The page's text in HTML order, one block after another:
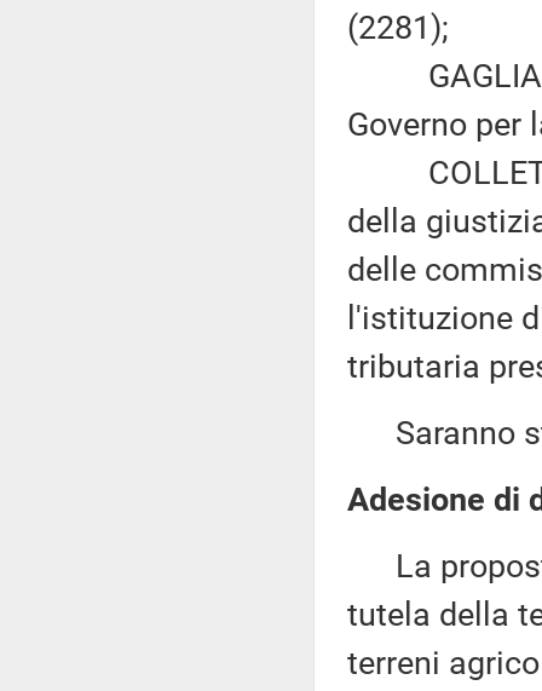
(2281);
Governo per
della
delle
l'istituzione
tributaria
Saranno
Adesione di
La
tutela della
terreni